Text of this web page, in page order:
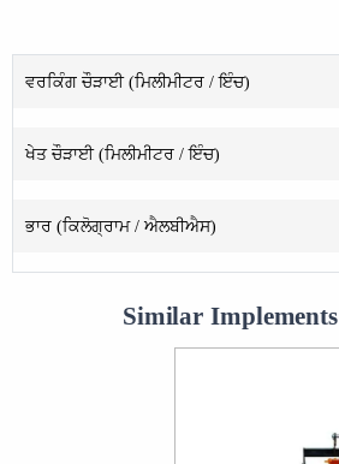
ਵਰਕਿੰਗ ਚੌੜਾਈ (ਮਿਲੀਮੀਟਰ / ਇੰਚ)
ਖੇਤ ਚੌੜਾਈ (ਮਿਲੀਮੀਟਰ / ਇੰਚ)
ਭਾਰ (ਕਿਲੋਗ੍ਰਾਮ / ਐਲਬੀਐਸ)
Similar Implements